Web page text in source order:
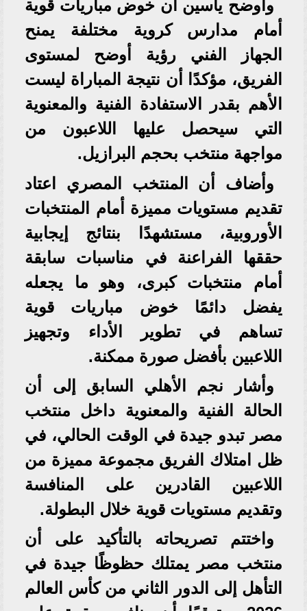
وأوضح ياسين أن خوض مباريات قوية
أمام مدارس كروية مختلفة يمنح
الجهاز الفني رؤية أوضح لمستوى
الفريق، مؤكدًا أن نتيجة المباراة ليست
الأهم بقدر الاستفادة الفنية والمعنوية
التي سيحصل عليها اللاعبون من
مواجهة منتخب بحجم البرازيل.
وأضاف أن المنتخب المصري اعتاد
تقديم مستويات مميزة أمام المنتخبات
الأوروبية، مستشهدًا بنتائج إيجابية
حققها الفراعنة في مناسبات سابقة
أمام منتخبات كبرى، وهو ما يجعله
يفضل دائمًا خوض مباريات قوية
تساهم في تطوير الأداء وتجهيز
اللاعبين بأفضل صورة ممكنة.
وأشار نجم الأهلي السابق إلى أن
الحالة الفنية والمعنوية داخل منتخب
مصر تبدو جيدة في الوقت الحالي، في
ظل امتلاك الفريق مجموعة مميزة من
اللاعبين القادرين على المنافسة
وتقديم مستويات قوية خلال البطولة.
واختتم تصريحاته بالتأكيد على أن
منتخب مصر يمتلك حظوظًا جيدة في
التأهل إلى الدور الثاني من كأس العالم